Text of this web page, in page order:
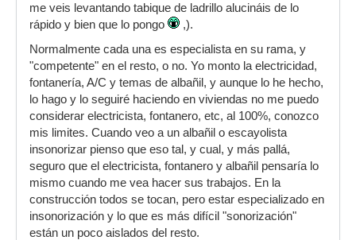
me veis levantando tabique de ladrillo alucináis de lo
rápido y bien que lo pongo
,).
Normalmente cada una es especialista en su rama, y
"competente" en el resto, o no. Yo monto la electricidad,
fontanería, A/C y temas de albañil, y aunque lo he hecho,
lo hago y lo seguiré haciendo en viviendas no me puedo
considerar electricista, fontanero, etc, al 100%, conozco
mis limites. Cuando veo a un albañil o escayolista
insonorizar pienso que eso tal, y cual, y más pallá,
seguro que el electricista, fontanero y albañil pensaría lo
mismo cuando me vea hacer sus trabajos. En la
construcción todos se tocan, pero estar especializado en
insonorización y lo que es más difícil "sonorización"
están un poco aislados del resto.